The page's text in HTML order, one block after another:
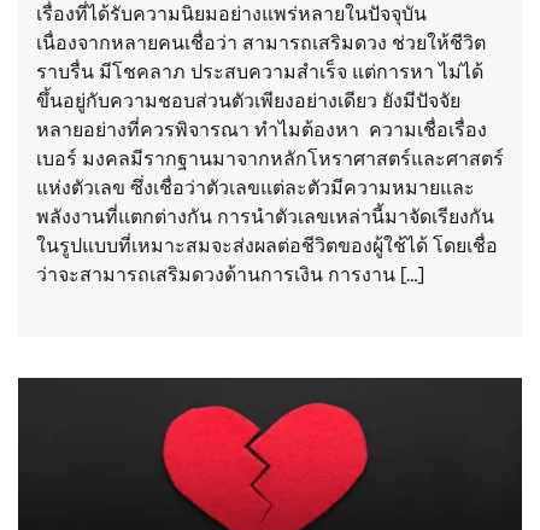
เรื่องที่ได้รับความนิยมอย่างแพร่หลายในปัจจุบัน
เนื่องจากหลายคนเชื่อว่า สามารถเสริมดวง ช่วยให้ชีวิต
ราบรื่น มีโชคลาภ ประสบความสำเร็จ แต่การหา ไม่ได้
ขึ้นอยู่กับความชอบส่วนตัวเพียงอย่างเดียว ยังมีปัจจัย
หลายอย่างที่ควรพิจารณา ทำไมต้องหา ความเชื่อเรื่อง
เบอร์ มงคลมีรากฐานมาจากหลักโหราศาสตร์และศาสตร์
แห่งตัวเลข ซึ่งเชื่อว่าตัวเลขแต่ละตัวมีความหมายและ
พลังงานที่แตกต่างกัน การนำตัวเลขเหล่านี้มาจัดเรียงกัน
ในรูปแบบที่เหมาะสมจะส่งผลต่อชีวิตของผู้ใช้ได้ โดยเชื่อ
ว่าจะสามารถเสริมดวงด้านการเงิน การงาน […]